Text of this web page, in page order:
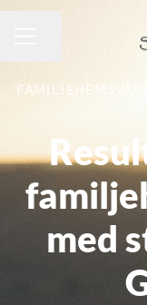
FAMILJEHEMSVÅRD
med